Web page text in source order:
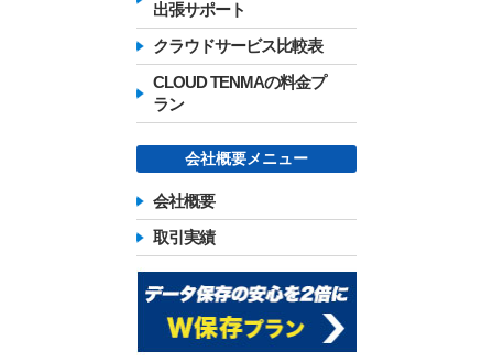
出張サポート
クラウドサービス比較表
CLOUD TENMAの料金プ
ラン
会社概要メニュー
会社概要
取引実績